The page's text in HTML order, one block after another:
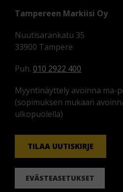
Tampereen Markiisi Oy
Nuutisarankatu 35
33900 Tampere
Puh. 010 2922 400
Myyntinäyttely avoinna ma-
(sopimuksen mukaan
ulkopuolella)
TILAA UUTISKIRJE
EVÄSTEASETUKSET